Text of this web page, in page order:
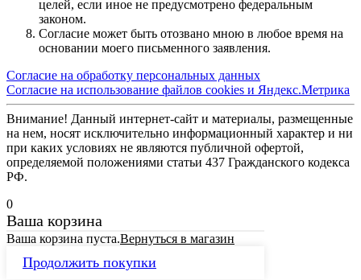
целей, если иное не предусмотрено федеральным
законом.
Согласие может быть отозвано мною в любое время на
основании моего письменного заявления.
Согласие на обработку персональных данных
Согласие на использование файлов cookies и Яндекс.Метрика
Внимание! Данный интернет-сайт и материалы, размещенные
на нем, носят исключительно информационный характер и ни
при каких условиях не являются публичной офертой,
определяемой положениями статьи 437 Гражданского кодекса
РФ.
0
Ваша корзина
Ваша корзина пуста.Вернуться в магазин
Продолжить покупки